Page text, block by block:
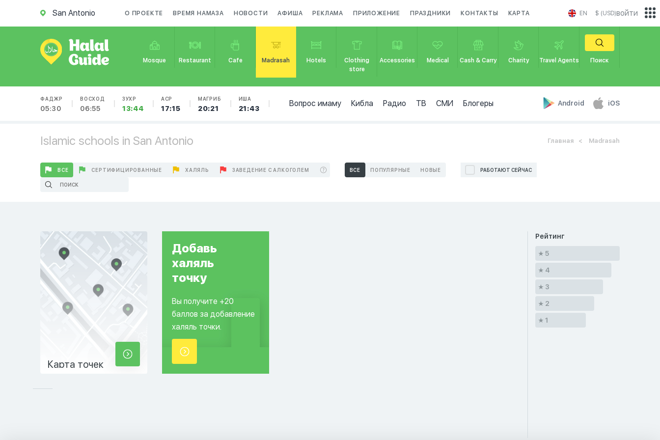
San Antonio О ПРОЕКТЕ ВРЕМЯ НАМАЗА НОВОСТИ АФИША РЕКЛАМА ПРИЛОЖЕНИЕ ПРАЗДНИКИ КОНТАКТЫ КАРТА EN $ (USD)
Mosque Restaurant Cafe Madrasah Hotels
Clothing
store
Accessories Medical Cash & Carry Charity Travel Agents Поиск
ФАДЖР
05:30
ВОСХОД
06:55
ЗУХР
13:44
АСР
17:15
МАГРИБ
20:21
ИША
21:43
Вопрос имаму Кибла Радио ТВ СМИ Блогеры Android iOS
войти
Islamic schools in San Antonio Главная Madrasah
ВСЕ СЕРТИФИЦИРОВАННЫЕ ХАЛЯЛЬ ЗАВЕДЕНИЕ С АЛКОГОЛЕМ ВСЕ ПОПУЛЯРНЫЕ НОВЫЕ РАБОТАЮТ СЕЙЧАС
Карта точек
Добавь
халяль
точку
Вы получите +20
баллов за добавление
халяль точки.
Рейтинг
5
4
3
2
1